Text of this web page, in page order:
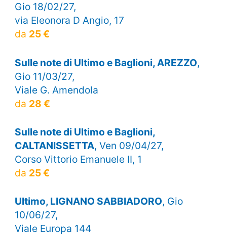
Gio 18/02/27,
via Eleonora D Angio, 17
da 25 €
Sulle note di Ultimo e Baglioni, AREZZO,
Gio 11/03/27,
Viale G. Amendola
da 28 €
Sulle note di Ultimo e Baglioni,
CALTANISSETTA, Ven 09/04/27,
Corso Vittorio Emanuele II, 1
da 25 €
Ultimo, LIGNANO SABBIADORO, Gio
10/06/27,
Viale Europa 144